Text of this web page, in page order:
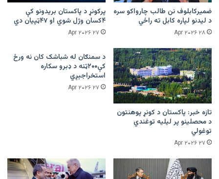
ضمیرکابلوف نن طالب چارواکو سره
د لیدنو لپاره کابل ته راځي
۲۸ Apr ۲۰۲۶
پرکونړ د پاکستان بریدونو کې
۴کسان وژل شوي او ۴۷ټپیان دي
۲۷ Apr ۲۰۲۶
تازه خبر: پاکستان د کونړ پوهنتون
د محصلینو پر لیلیه توغندي
توغولي
۲۷ Apr ۲۰۲۶
د سمنګان له شباشک کان نه ورځ
کې۲۰۰ټنه د ډبرو سکاره
استخراجېږي
۲۷ Apr ۲۰۲۶